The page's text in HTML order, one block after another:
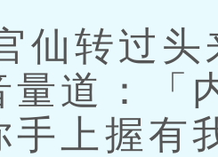
转过头
量道：「
手上握有